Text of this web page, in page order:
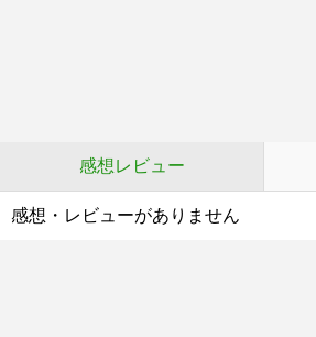
感想レビュー
感想・レビューがありません